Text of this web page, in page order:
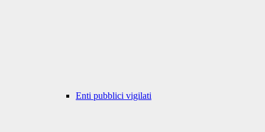
Enti pubblici vigilati